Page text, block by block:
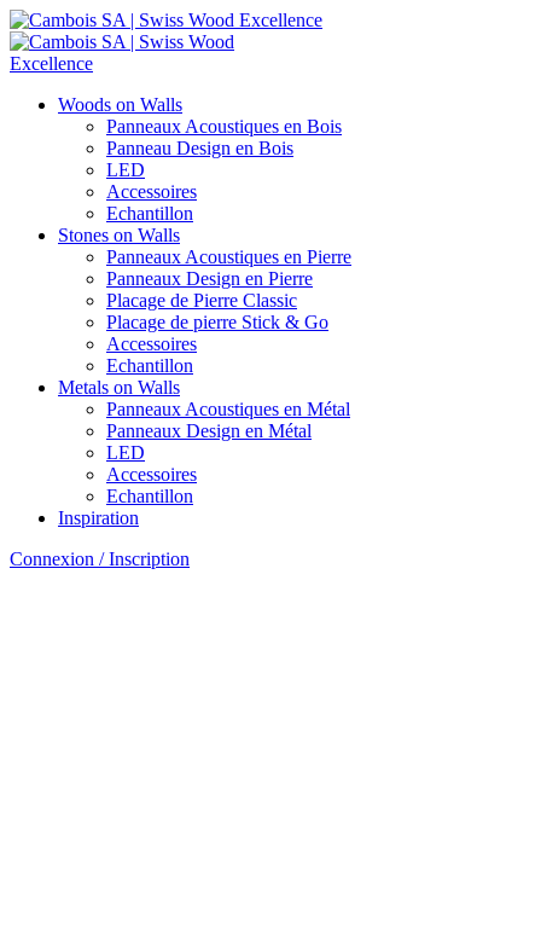
Woods on Walls
Panneaux Acoustiques en Bois
Panneau Design en Bois
LED
Accessoires
Echantillon
Stones on Walls
Panneaux Acoustiques en Pierre
Panneaux Design en Pierre
Placage de Pierre Classic
Placage de pierre Stick & Go
Accessoires
Echantillon
Metals on Walls
Panneaux Acoustiques en Métal
Panneaux Design en Métal
LED
Accessoires
Echantillon
Inspiration
Connexion / Inscription